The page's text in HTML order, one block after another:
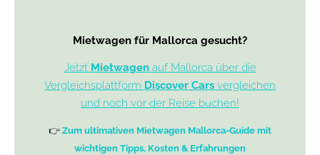
Mietwagen für Mallorca gesucht?
Jetzt Mietwagenauf Mallorca über die
Vergleichsplattform Discover Cars vergleichen
und noch vor der Reise buchen!
👉 Zum ultimativen Mietwagen Mallorca-Guide mit
wichtigen Tipps, Kosten & Erfahrungen